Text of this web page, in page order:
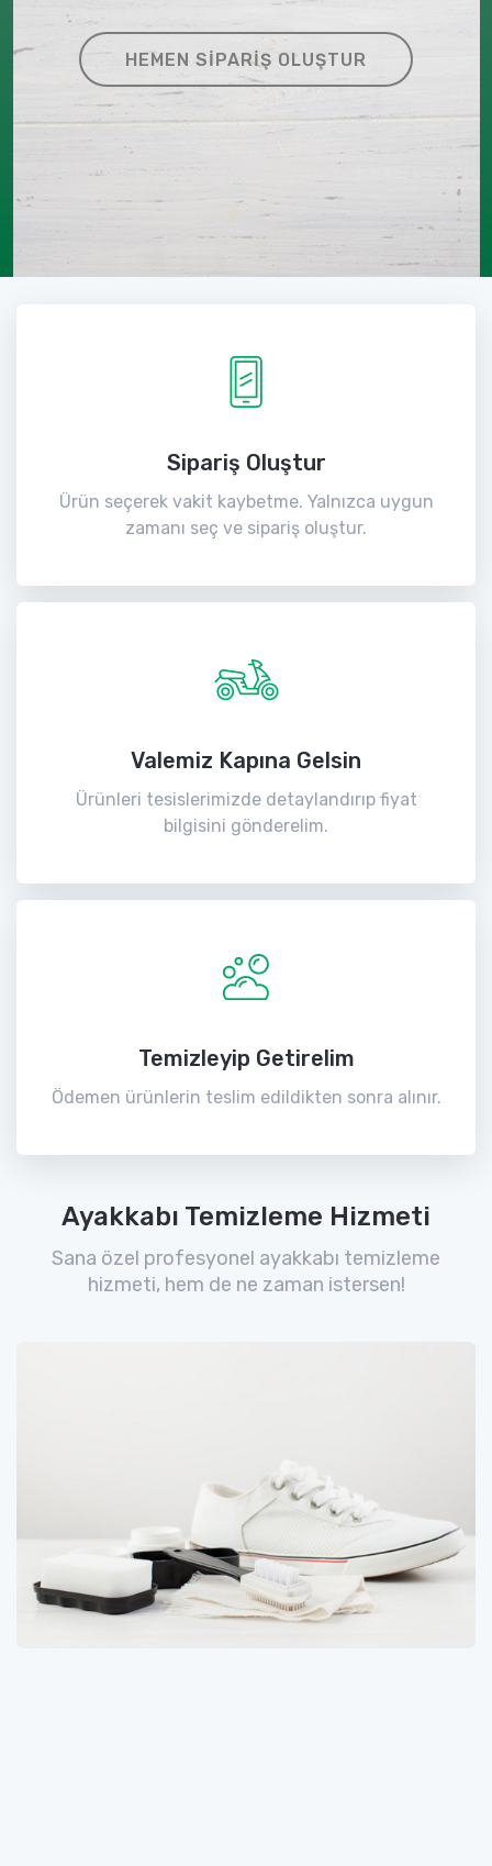
HEMEN SIPARIŞ OLUŞTUR
Sipariş Oluştur
Ürün seçerek vakit kaybetme. Yalnızca uygun
zamanı seç ve sipariş oluştur.
Valemiz Kapına Gelsin
Ürünleri tesislerimizde detaylandırıp fiyat
bilgisini gönderelim.
Temizleyip Getirelim
Ödemen ürünlerin teslim edildikten sonra alınır.
Ayakkabı Temizleme Hizmeti
Sana özel profesyonel ayakkabı temizleme
hizmeti, hem de ne zaman istersen!